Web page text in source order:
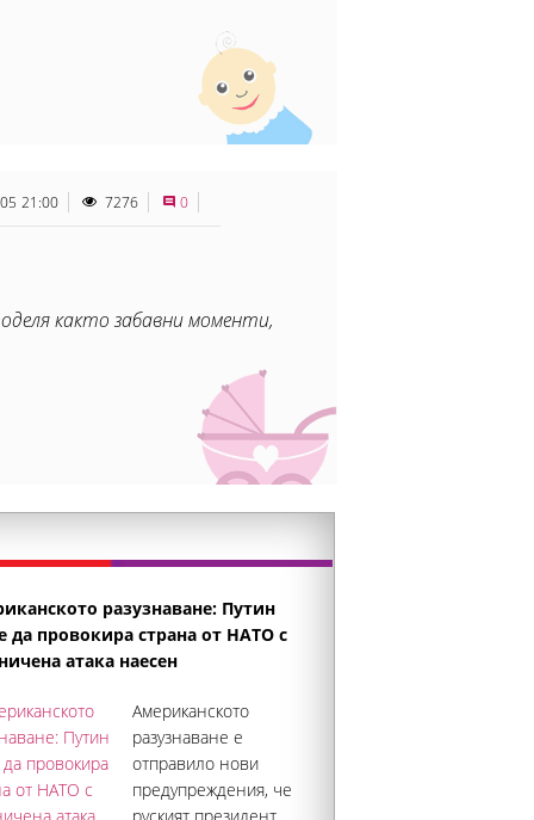
21:00 7276 0
както забавни моменти,
разузнаване: Путин
да провокира страна от НАТО с
атака наесен
Американското
разузнаване е
отправило нови
предупреждения, че